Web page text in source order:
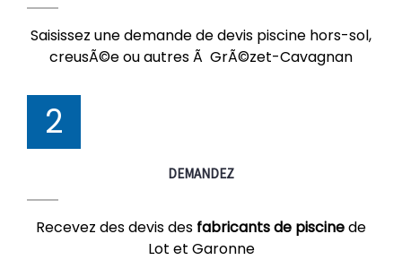
Saisissez une demande de devis piscine hors-sol,
creusÃ©e ou autres Ã GrÃ©zet-Cavagnan
2
DEMANDEZ
Recevez des devis des fabricants de piscinede
Lot et Garonne